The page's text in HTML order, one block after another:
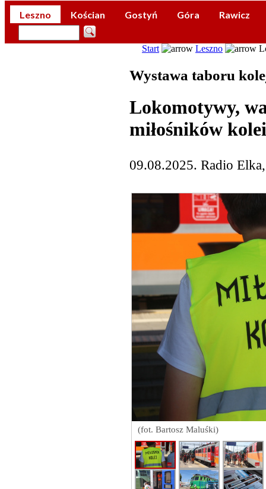
Leszno Kościan Gostyń Góra Rawicz
Start Leszno
Wystawa taboru
Lokomotywy,
miłośników kolei
09.08.2025. Radio
(fot. Bartosz Maluśki)